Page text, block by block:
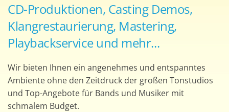
CD-Produktionen, Casting Demos,
Klangrestaurierung, Mastering,
Playbackservice und mehr...
Wir bieten Ihnen ein angenehmes und entspanntes
Ambiente ohne den Zeitdruck der großen Tonstudios
und Top-Angebote für Bands und Musiker mit
schmalem Budget.